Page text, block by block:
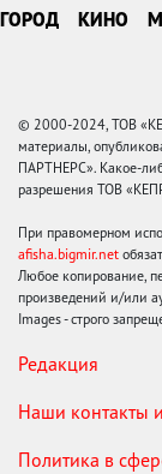
ГОРОД КИНО
© 2000-2024, ТОВ
материалы,
ПАРТНЕРС». Какое-
разрешения ТОВ
При правомерном
afisha.bigmir.net
Любое копирование,
произведений и/или
Images - строго
Редакция
Наши контакты
Политика в